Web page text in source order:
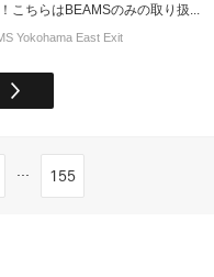
こちらはBEAMSのみの取り扱...
Yokohama East Exit
... 155